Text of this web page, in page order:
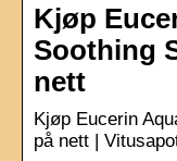
Kjøp
Soothing
nett
Kjøp Eucerin
på nett |